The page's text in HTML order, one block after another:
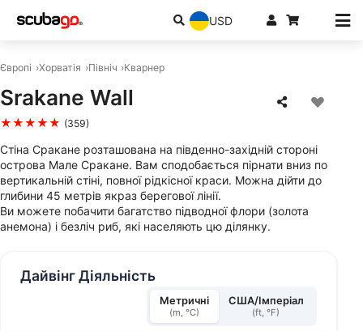
USD
Європі Хорватія Північ Кварнер
Srakane Wall
★★★★★ (359)
Стіна Сракане розташована на південно-західній стороні
острова Мале Сракане. Вам сподобається пірнати вниз по
вертикальній стіні, повної рідкісної краси. Можна дійти до
глибини 45 метрів якраз берегової лінії.
Ви можете побачити багатство підводної флори (золота
анемона) і безліч риб, які населяють цю ділянку.
Дайвінг Діяльність
Метричні
(m, °C)
США/Імперіал
(ft, °F)